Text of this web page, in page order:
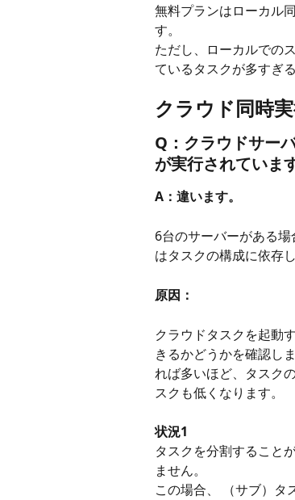
無料プランはローカル
す。
ただし、ローカルでの
ているタスクが多すぎ
クラウド同時
Q：クラウドサー
が実行されていま
A：違います。
6台のサーバーがある
はタスクの構成に依存し
原因：
クラウドタスクを起動
きるかどうかを確認し
れば多いほど、タスク
スクも低くなります。
状況1
タスクを分割すること
ません。
この場合、 （サブ）タ